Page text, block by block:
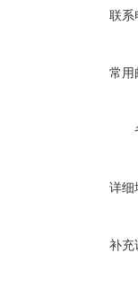
联系
常用
详细
补充